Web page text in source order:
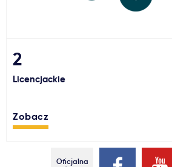
Usługi
Aktualności
2
Licencjackie
Zobacz
Oficjalna